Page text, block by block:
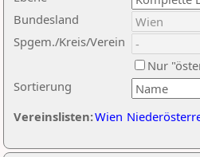
Sortierung
Bundesland
Spgem./Kreis/Verein
Nur
Vereinslisten:Wien